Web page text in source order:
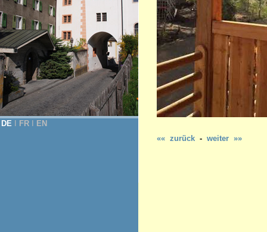
DE FR EN
«« zurück - weiter »»